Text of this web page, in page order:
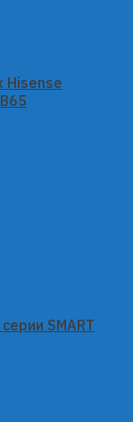
SMART